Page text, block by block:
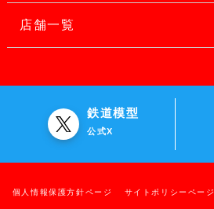
店舗一覧
鉄道模型
公式X
個人情報保護方針ページ サイトポリシーページ